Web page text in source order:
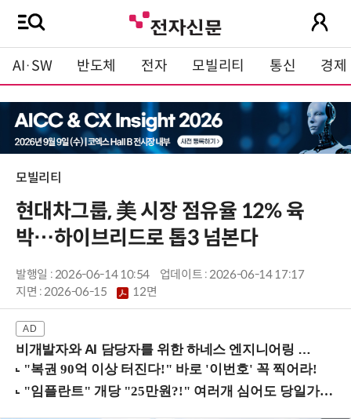
AI·SW 반도체 전자 모빌리티 통신 경제
모빌리티
현대차그룹, 美 시장 점유율 12% 육
박…하이브리드로 톱3 넘본다
발행일 : 2026-06-14 10:54
업데이트 : 2026-06-14 17:17
지면 :2026-06-15 12면
비개발자와 AI 담당자를 위한 하네스 엔지니어링 입문과정 (8/20 신논현역)